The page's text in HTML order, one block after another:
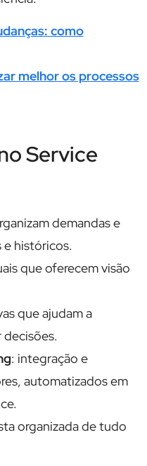
como
melhor os processos
Service
demandas e
históricos.
que oferecem visão
que ajudam a
: integração e
automatizados em
organizada de tudo